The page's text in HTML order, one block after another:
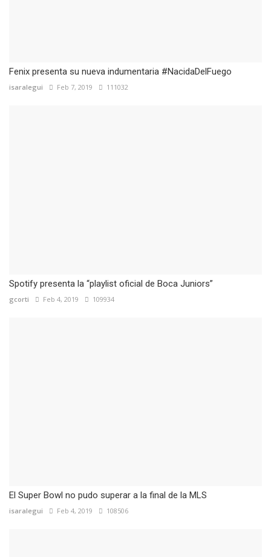
Fenix presenta su nueva indumentaria #NacidaDelFuego
isaralegui Feb 7, 2019 111032
Spotify presenta la “playlist oficial de Boca Juniors”
gcorti Feb 4, 2019 109934
El Super Bowl no pudo superar a la final de la MLS
isaralegui Feb 4, 2019 108506